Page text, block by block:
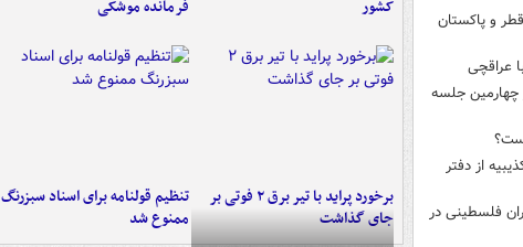
و پاکستان
عراقچی
جلسه
از دفتر
فلسطینی در
کشور
فرمانده‌ موشکی
برخورد پراید با تیر برق ۲ فوتی بر
جای گذاشت
تنظیم قولنامه برای اسناد سبزرنگ
ممنوع شد